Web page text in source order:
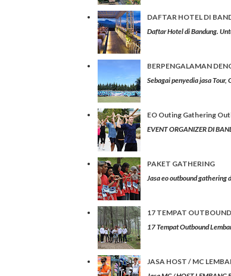
DAFTAR HOTEL DI
Daftar Hotel di Bandung.
BERPENGALAMAN
Sebagai penyedia jasa Tour,
EO Outing Gathering
EVENT ORGANIZER DI
PAKET GATHERING
Jasa eo outbound gathering
17 TEMPAT
17 Tempat Outbound
JASA HOST / MC